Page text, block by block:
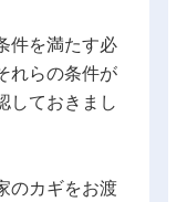
件を満たす必
れらの条件が
しておきまし
のカギをお渡